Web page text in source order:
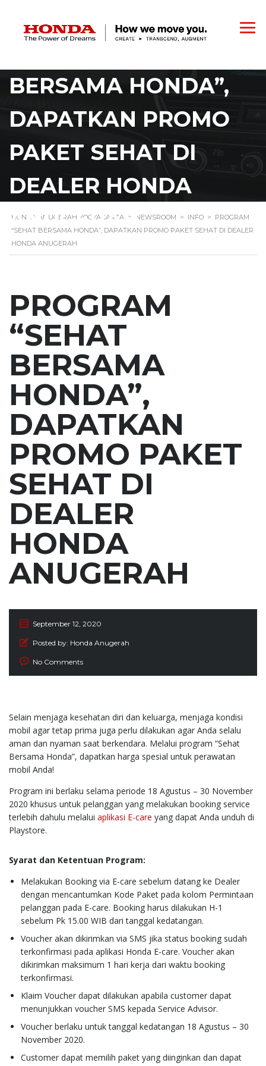
BERSAMA HONDA”,
DAPATKAN PROMO
PAKET SEHAT DI
DEALER HONDA
ANUGERAH
HONDA ANUGERAH YOGYAKARTA > NEWSROOM > INFO > PROGRAM
“SEHAT BERSAMA HONDA”, DAPATKAN PROMO PAKET SEHAT DI DEALER
HONDA ANUGERAH
PROGRAM
“SEHAT
BERSAMA
HONDA”,
DAPATKAN
PROMO PAKET
SEHAT DI
DEALER
HONDA
ANUGERAH
September 12, 2020
Posted by: Honda Anugerah
No Comments
Selain menjaga kesehatan diri dan keluarga, menjaga kondisi
mobil agar tetap prima juga perlu dilakukan agar Anda selalu
aman dan nyaman saat berkendara. Melalui program “Sehat
Bersama Honda”, dapatkan harga spesial untuk perawatan
mobil Anda!
Program ini berlaku selama periode 18 Agustus – 30 November
2020 khusus untuk pelanggan yang melakukan booking service
terlebih dahulu melalui aplikasi E-care yang dapat Anda unduh di
Playstore.
Syarat dan Ketentuan Program:
Melakukan Booking via E-care sebelum datang ke Dealer
dengan mencantumkan Kode Paket pada kolom Permintaan
pelanggan pada E-care. Booking harus dilakukan H-1
sebelum Pk 15.00 WIB dari tanggal kedatangan.
Voucher akan dikirimkan via SMS jika status booking sudah
terkonfirmasi pada aplikasi Honda E-care. Voucher akan
dikirimkan maksimum 1 hari kerja dari waktu booking
terkonfirmasi.
Klaim Voucher dapat dilakukan apabila customer dapat
menunjukkan voucher SMS kepada Service Advisor.
Voucher berlaku untuk tanggal kedatangan 18 Agustus – 30
November 2020.
Customer dapat memilih paket yang diinginkan dan dapat